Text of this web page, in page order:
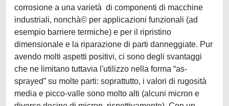
corrosione a una varietà di componenti di macchine
industriali, nonchà© per applicazioni funzionali (ad
esempio barriere termiche) e per il ripristino
dimensionale e la riparazione di parti danneggiate. Pur
avendo molti aspetti positivi, ci sono degli svantaggi
che ne limitano tuttavia l'utilizzo nella forma “as-
sprayed” su molte parti: soprattutto, i valori di rugosità
media e picco-valle sono molto alti (alcuni micron e